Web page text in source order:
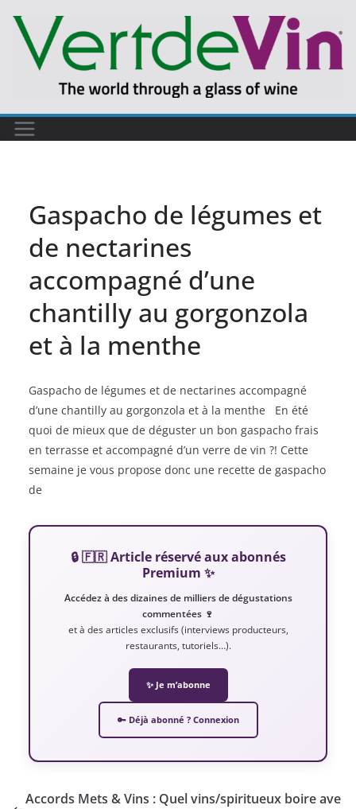
contenu
Gaspacho de légumes et
de nectarines
accompagné d’une
chantilly au gorgonzola
et à la menthe
Gaspacho de légumes et de nectarines accompagné
d’une chantilly au gorgonzola et à la menthe En été
quoi de mieux que de déguster un bon gaspacho frais
en terrasse et accompagné d’un verre de vin ?! Cette
semaine je vous propose donc une recette de gaspacho
de
🔒 🇫🇷 Article réservé aux abonnés
Premium ✨
Accédez à des dizaines de milliers de dégustations
commentées 🍷
et à des articles exclusifs (interviews producteurs,
restaurants, tutoriels…).
✨ Je m’abonne
🔑 Déjà abonné ? Connexion
Accords Mets & Vins : Quel vins/spiritueux boire ave